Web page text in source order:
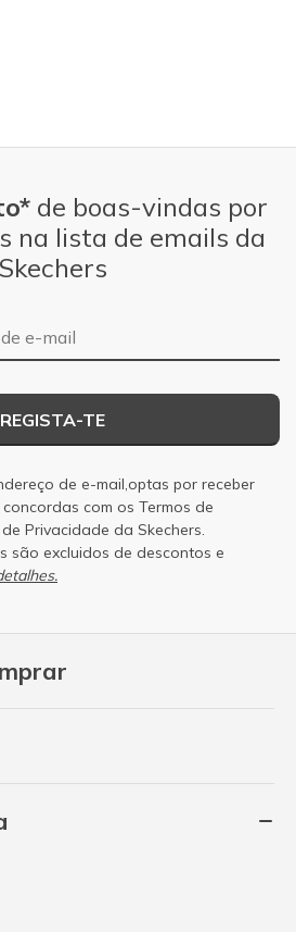
de boas-vindas por
na lista de emails da
Skechers
REGISTA-TE
de e-mail,optas por receber
com os Termos de
Privacidade da Skechers.
são excluidos de descontos e